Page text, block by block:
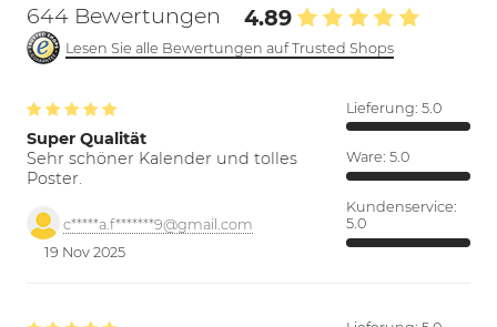
644 Bewertungen 4.89
Lesen Sie alle Bewertungen auf Trusted Shops
Super Qualität
Sehr schöner Kalender und tolles
Poster.
c*****a.f*******9@gmail.com
19 Nov 2025
Lieferung: 5.0
Ware: 5.0
Kundenservice:
5.0